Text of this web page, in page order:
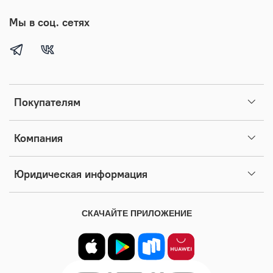
Покупателям
Компания
Юридическая информация
Мы в соц. сетях
СКАЧАЙТЕ ПРИЛОЖЕНИЕ